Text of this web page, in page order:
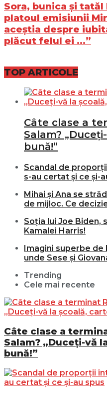
Sora, bunica și
platoul emisiunii
aceștia despre
plăcut felul ei ...”
TOP ARTICOLE
Câte clase a
Salam?
bună!”
Scandal de
s-au certat și ce și-
Mihai și Ana se
de mijloc. Ce
Soția lui Joe Biden,
Kamalei Harris!
Imagini superbe de
unde Sese și
Trending
Cele mai recente
Câte clase a
Salam? „Duceți-vă
bună!”